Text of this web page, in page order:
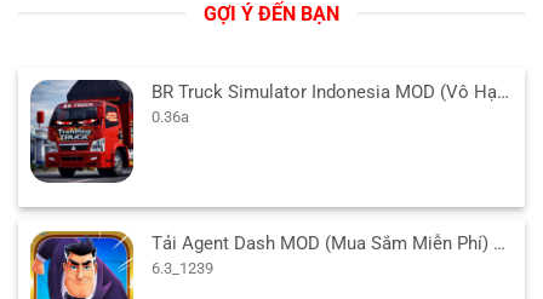
GỢI Ý ĐẾN BẠN
BR Truck Simulator Indonesia MOD (Vô Hạn Tiền) v0.36a APK
0.36a
Tải Agent Dash MOD (Mua Sắm Miễn Phí) 6.3_1239 APK
6.3_1239